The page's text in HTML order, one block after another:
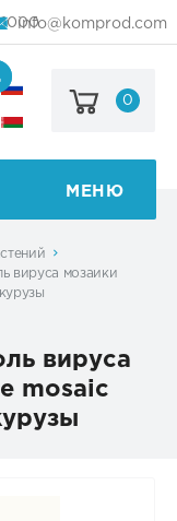
info@komprod.com
(499)
444-
50
0
МЕНЮ
вируса мозаики
вируса
mosaic